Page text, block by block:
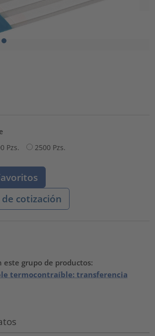
Pzs. 2500 Pzs.
cotización
este grupo de productos:
termocontraíble: transferencia